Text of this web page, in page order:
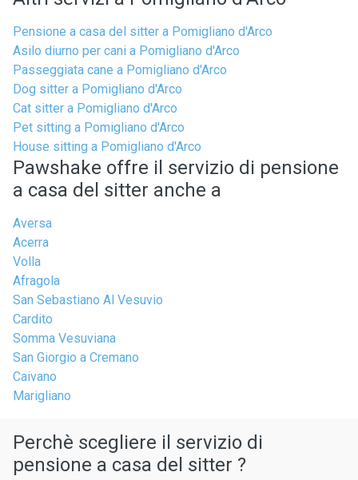
Pensione a casa del sitter a Pomigliano d'Arco
Asilo diurno per cani a Pomigliano d'Arco
Passeggiata cane a Pomigliano d'Arco
Dog sitter a Pomigliano d'Arco
Cat sitter a Pomigliano d'Arco
Pet sitting a Pomigliano d'Arco
House sitting a Pomigliano d'Arco
Pawshake offre il servizio di pensione
a casa del sitter anche a
Aversa
Acerra
Volla
Afragola
San Sebastiano Al Vesuvio
Cardito
Somma Vesuviana
San Giorgio a Cremano
Caivano
Marigliano
Perchè scegliere il servizio di
pensione a casa del sitter ?